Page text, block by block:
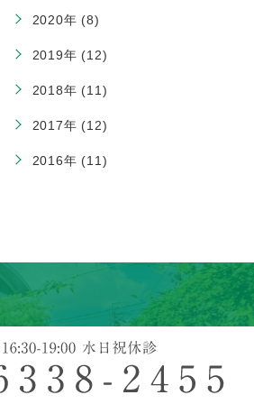
2020年 (8)
2019年 (12)
2018年 (11)
2017年 (12)
2016年 (11)